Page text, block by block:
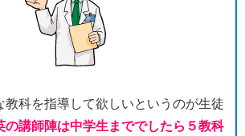
教科を指導して欲しいというのが生徒
の講師陣は中学生まででしたら５教科